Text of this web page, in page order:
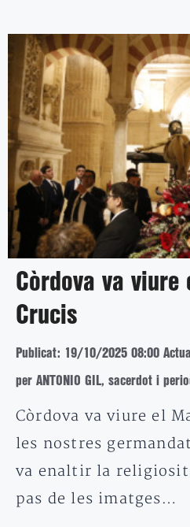
Còrdova va viure
Crucis
Publicat: 19/10/2025 08:00
per ANTONIO GIL, sacerdot i
Còrdova va viure el
les nostres
va enaltir la
pas de les imatges…